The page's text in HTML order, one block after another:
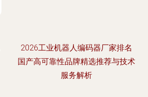
2026工业机器人编码器厂家排名
国产高可靠性品牌精选推荐与技术
服务解析